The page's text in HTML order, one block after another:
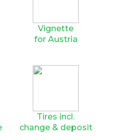
Vignette
for Austria
Tires incl.
change & deposit